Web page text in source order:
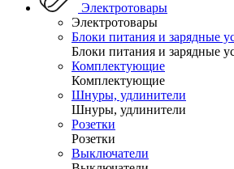
Электротовары
Электротовары
Блоки питания и зарядные
Блоки питания и зарядные
Комплектующие
Комплектующие
Шнуры, удлинители
Шнуры, удлинители
Розетки
Розетки
Выключатели